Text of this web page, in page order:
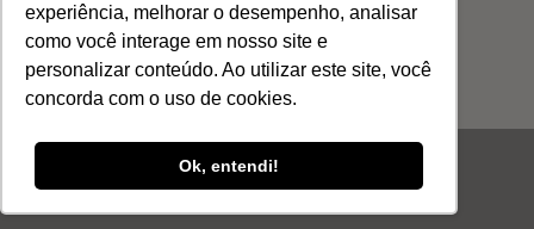
experiência, melhorar o desempenho, analisar
como você interage em nosso site e
personalizar conteúdo. Ao utilizar este site, você
concorda com o uso de cookies.
Ok, entendi!
CNPJ: 05.341.062/0001-80
© 2026 Febrafar. Todos os direitos
reservados |Política de Privacidade